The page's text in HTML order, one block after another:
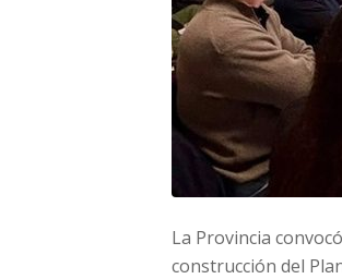
La Provincia
construcción del